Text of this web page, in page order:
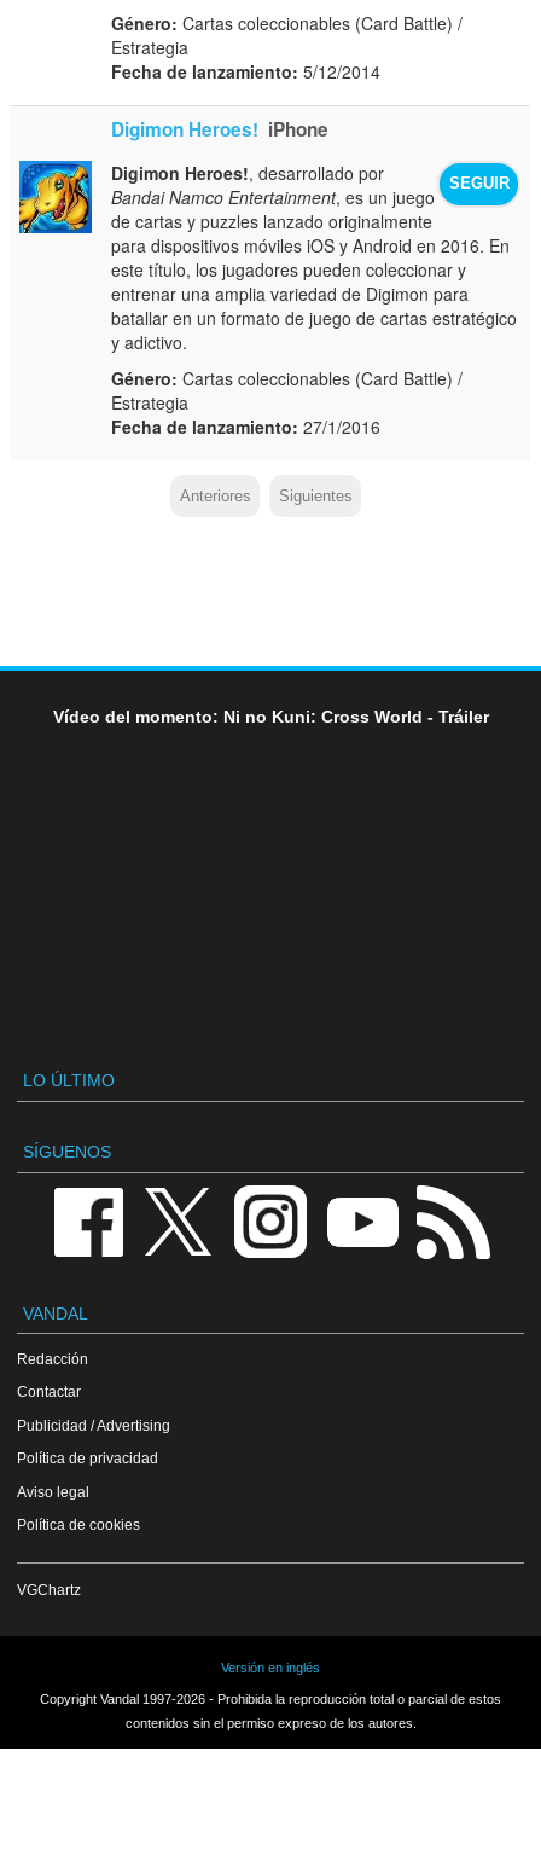
Género: Cartas coleccionables (Card Battle) /
Estrategia
Fecha de lanzamiento: 5/12/2014
Digimon Heroes! iPhone
SEGUIR
Digimon Heroes!, desarrollado por
Bandai Namco Entertainment, es un juego
de cartas y puzzles lanzado originalmente
para dispositivos móviles iOS y Android en 2016. En
este título, los jugadores pueden coleccionar y
entrenar una amplia variedad de Digimon para
batallar en un formato de juego de cartas estratégico
y adictivo.
Género: Cartas coleccionables (Card Battle) /
Estrategia
Fecha de lanzamiento: 27/1/2016
Anteriores Siguientes
Vídeo del momento: Ni no Kuni: Cross World - Tráiler
LO ÚLTIMO
SÍGUENOS
VANDAL
Redacción
Contactar
Publicidad / Advertising
Política de privacidad
Aviso legal
Política de cookies
VGChartz
Versión en inglés
Copyright Vandal 1997-2026 - Prohibida la reproducción total o parcial de estos
contenidos sin el permiso expreso de los autores.